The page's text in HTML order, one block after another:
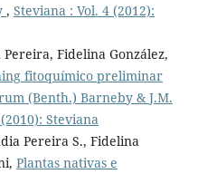
, Steviana : Vol. 4 (2012):
Fidelina González,
fitoquímico preliminar
(Benth.) Barneby & J.M.
Steviana
Pereira S., Fidelina
Plantas nativas e